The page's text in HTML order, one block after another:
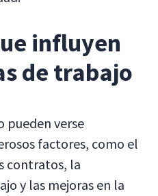
influyen
de trabajo
pueden verse
factores, como el
contratos, la
y las mejoras en la